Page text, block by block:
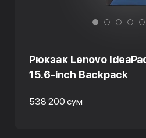
Рюкзак Lenovo
15.6-inch Backpack
538 200 сум